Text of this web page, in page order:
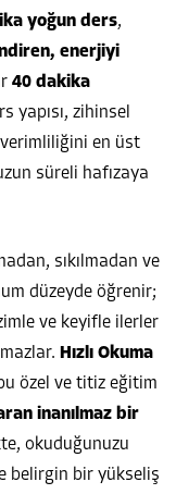
yoğun ders,
enerjiyi
40 dakika
yapısı, zihinsel
en üst
süreli hafızaya
sıkılmadan ve
düzeyde öğrenir;
ve keyifle ilerler
Hızlı Okuma
özel ve titiz eğitim
inanılmaz bir
okuduğunuzu
belirgin bir yükseliş